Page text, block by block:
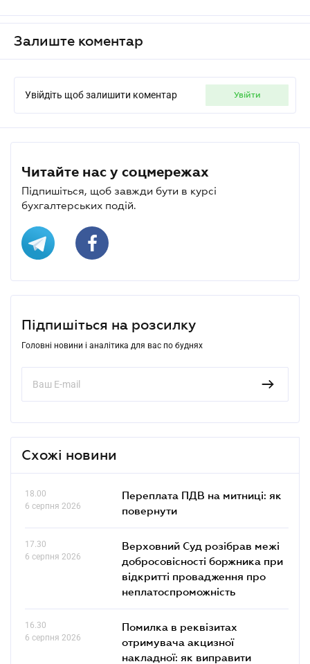
Залиште коментар
Увійдіть щоб залишити коментар увійти
Читайте нас у соцмережах
Підпишіться, щоб завжди бути в курсі
бухгалтерських подій.
Підпишіться на розсилку
Головні новини і аналітика для вас по буднях
Схожі новини
18.00
6 серпня 2026
Переплата ПДВ на митниці: як
повернути
17.30
6 серпня 2026
Верховний Суд розібрав межі
добросовісності боржника при
відкритті провадження про
неплатоспроможність
16.30
6 серпня 2026
Помилка в реквізитах
отримувача акцизної
накладної: як виправити